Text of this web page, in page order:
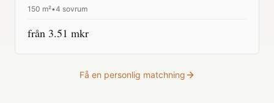
150 m²•4 sovrum
från 3.51 mkr
Få en personlig matchning